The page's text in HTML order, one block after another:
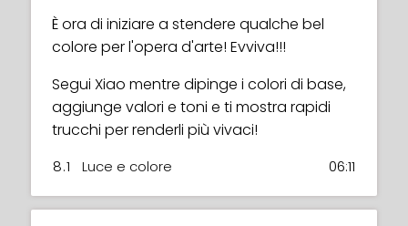
È ora di iniziare a stendere qualche bel
colore per l'opera d'arte! Evviva!!!
Segui Xiao mentre dipinge i colori di base,
aggiunge valori e toni e ti mostra rapidi
trucchi per renderli più vivaci!
8.1 Luce e colore 06:11